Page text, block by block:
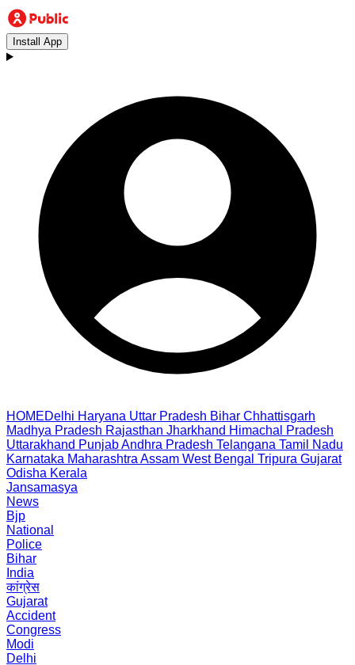
Install App
HOMEDelhi Haryana Uttar Pradesh Bihar Chhattisgarh
Madhya Pradesh Rajasthan Jharkhand Himachal Pradesh
Uttarakhand PunjabAndhra Pradesh Telangana Tamil Nadu
Karnataka Maharashtra Assam West Bengal Tripura Gujarat
Odisha Kerala
Jansamasya
News
Bjp
National
Police
Bihar
India
कांग्रेस
Gujarat
Accident
Congress
Modi
Delhi